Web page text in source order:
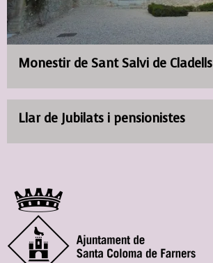
Monestir de Sant Salvi de Cladells
Llar de Jubilats i pensionistes